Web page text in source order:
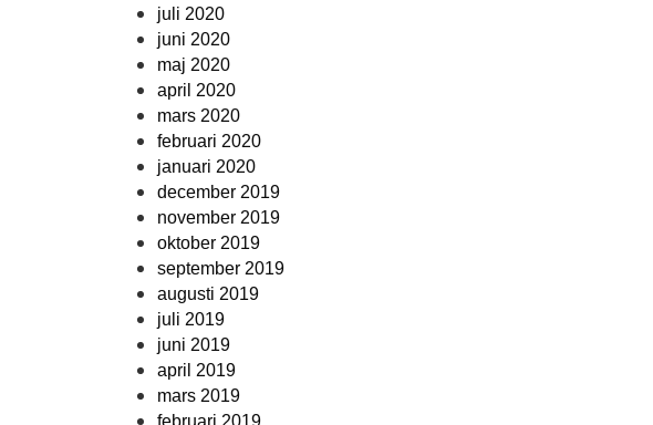
juli 2020
juni 2020
maj 2020
april 2020
mars 2020
februari 2020
januari 2020
december 2019
november 2019
oktober 2019
september 2019
augusti 2019
juli 2019
juni 2019
april 2019
mars 2019
februari 2019